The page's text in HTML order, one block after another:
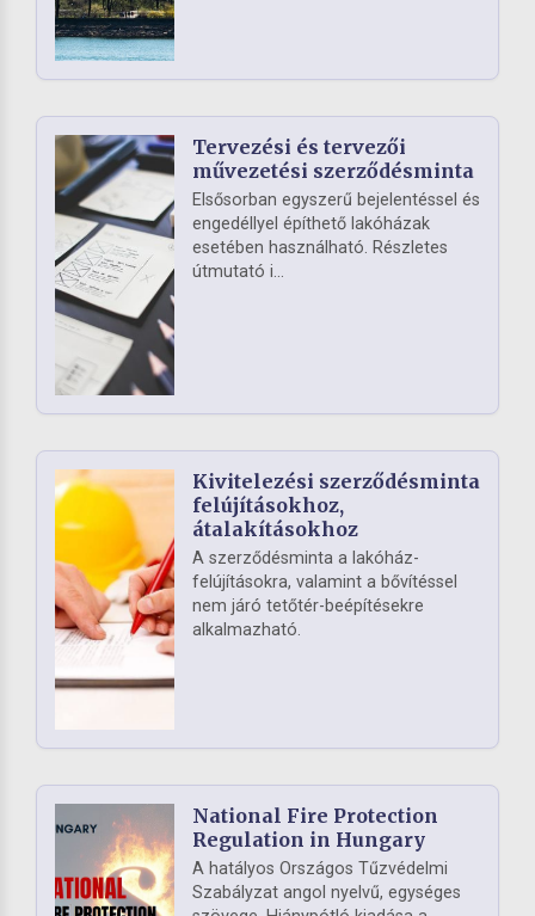
Tervezési és tervezői
művezetési szerződésminta
Elsősorban egyszerű bejelentéssel és
engedéllyel építhető lakóházak
esetében használható. Részletes
útmutató i...
Kivitelezési szerződésminta
felújításokhoz,
átalakításokhoz
A szerződésminta a lakóház-
felújításokra, valamint a bővítéssel
nem járó tetőtér-beépítésekre
alkalmazható.
National Fire Protection
Regulation in Hungary
A hatályos Országos Tűzvédelmi
Szabályzat angol nyelvű, egységes